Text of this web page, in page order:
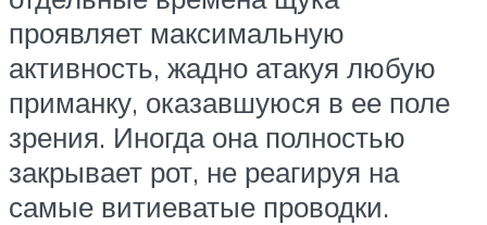
проявляет максимальную
активность, жадно атакуя любую
приманку, оказавшуюся в ее поле
зрения. Иногда она полностью
закрывает рот, не реагируя на
самые витиеватые проводки.